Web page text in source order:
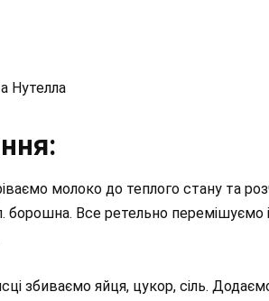
Нутелла
молоко до теплого стану та
борошна. Все ретельно
збиваємо яйця, цукор, сіль.